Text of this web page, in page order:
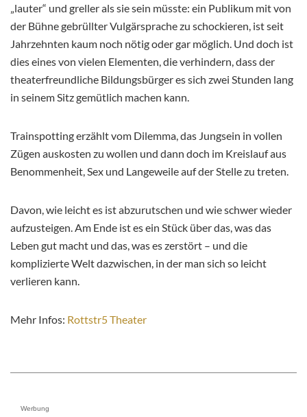
„lauter“ und greller als sie sein müsste: ein Publikum mit von
der Bühne gebrüllter Vulgärsprache zu schockieren, ist seit
Jahrzehnten kaum noch nötig oder gar möglich. Und doch ist
dies eines von vielen Elementen, die verhindern, dass der
theaterfreundliche Bildungsbürger es sich zwei Stunden lang
in seinem Sitz gemütlich machen kann.
Trainspotting erzählt vom Dilemma, das Jungsein in vollen
Zügen auskosten zu wollen und dann doch im Kreislauf aus
Benommenheit, Sex und Langeweile auf der Stelle zu treten.
Davon, wie leicht es ist abzurutschen und wie schwer wieder
aufzusteigen. Am Ende ist es ein Stück über das, was das
Leben gut macht und das, was es zerstört – und die
komplizierte Welt dazwischen, in der man sich so leicht
verlieren kann.
Mehr Infos: Rottstr5 Theater
Werbung